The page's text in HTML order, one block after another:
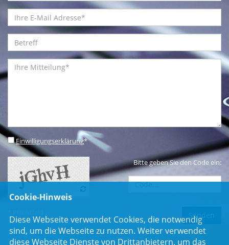
Einwilligungserklärung*
Bitte geben Sie den Code ein:
Cookie-Hinweis
Diese Webseite verwendet Cookies, die notwendig
sind, um die Webseite zu nutzen. Weiter verwendet
diese Webseite Dienste von Drittanbietern, um das